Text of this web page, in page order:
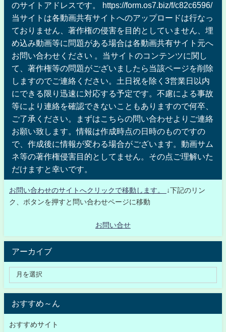
のサイトアドレスです。 https://form.os7.biz/f/c82c6596/
当サイトは各動画共有サイトへのアップロードは行なっ
ておりません、著作権の侵害を目的としていません、埋
め込み動画等に問題がある場合は各動画共有サイト元へ
お問い合わせください 。当サイトのコンテンツに関し
て、著作権等の問題がございましたら当該ページを削除
しますのでご連絡ください。土日祝を除く3営業日以内
にできる限り迅速に対応する予定です。不慮による事故
等により連絡を確認できないこともありますので何卒、
ご了承ください。まずはこちらの問い合わせよりご連絡
お願い致します。情報は作成時点の日時のものですの
で、作成後に情報が変わる場合がございます。動画サム
ネ等の著作権侵害目的としてません。その点ご理解いた
だけますと幸いです。
お問い合わせのサイトへクリックで移動します。
↓下記のリン
ク、ボタンを押すと問い合わせページに移動
お問い合せ
アーカイブ
おすすめ～ん
おすすめサイト